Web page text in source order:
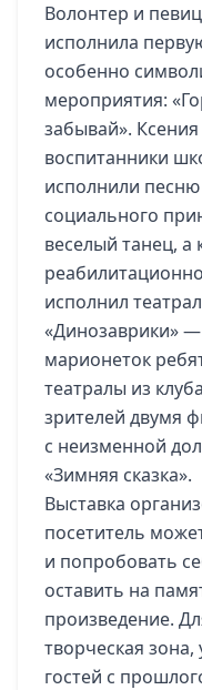
Волонтер и
исполнила
особенно
мероприятия:
забывай».
воспитанники
исполнили
социального
веселый танец, а
исполнил
«Динозаврики» —
марионеток
театралы из
зрителей двумя
с неизменной
«Зимняя сказка».
Выставка
посетитель
и попробовать
оставить на
произведение.
творческая
гостей с